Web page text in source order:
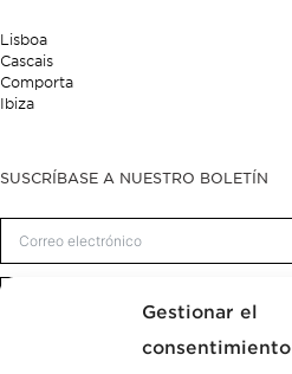
Gestionar el
consentimiento
Lisboa
Cascais
Comporta
Ibiza
SUSCRÍBASE A NUESTRO BOLETÍN